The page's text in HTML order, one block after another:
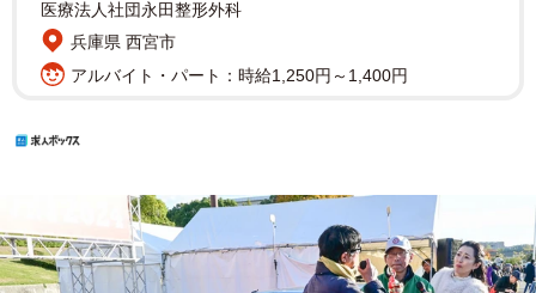
医療法人社団永田整形外科
兵庫県 西宮市
アルバイト・パート：時給1,250円～1,400円